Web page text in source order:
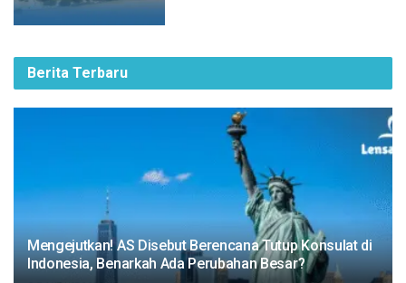
Berita Terbaru
Mengejutkan! AS Disebut Berencana Tutup Konsulat di
Indonesia, Benarkah Ada Perubahan Besar?